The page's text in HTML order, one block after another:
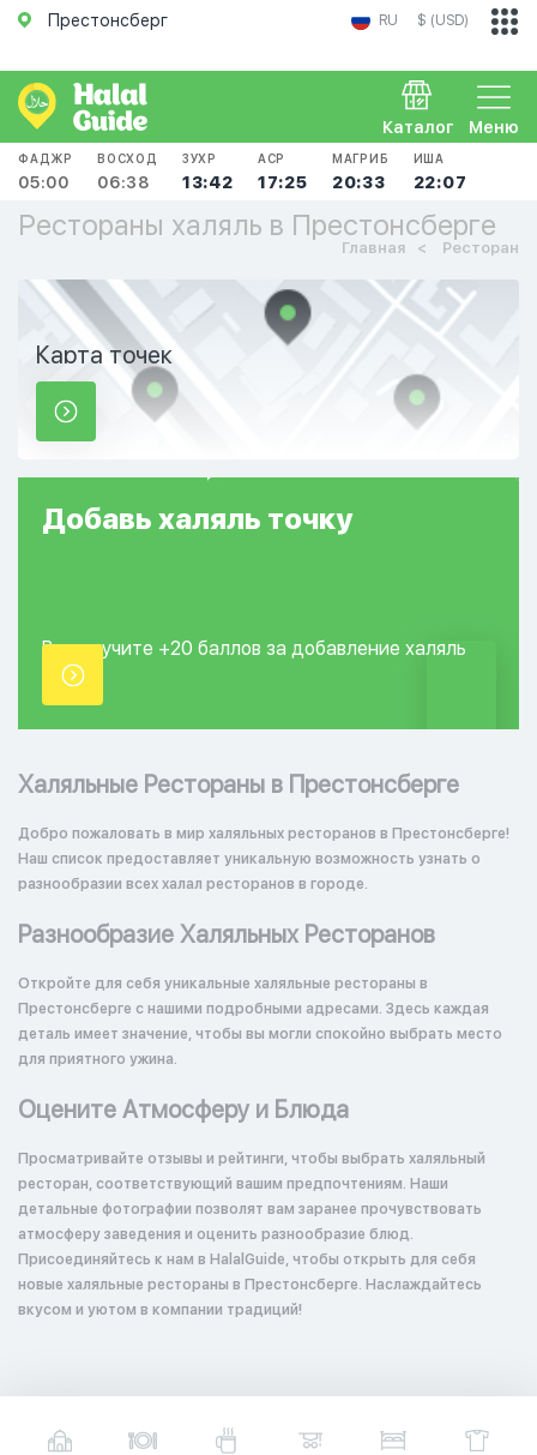
Престонсберг RU $ (USD)
Меню
Каталог
ФАДЖР
05:00
ВОСХОД
06:38
ЗУХР
13:42
АСР
17:25
МАГРИБ
20:33
ИША
22:07
Рестораны халяль в Престонсберге
Главная Ресторан
Карта точек
Добавь халяль точку
Вы получите +20 баллов за добавление халяль
точки.
Халяльные Рестораны в Престонсберге
Добро пожаловать в мир халяльных ресторанов в Престонсберге!
Наш список предоставляет уникальную возможность узнать о
разнообразии всех халал ресторанов в городе.
Разнообразие Халяльных Ресторанов
Откройте для себя уникальные халяльные рестораны в
Престонсберге с нашими подробными адресами. Здесь каждая
деталь имеет значение, чтобы вы могли спокойно выбрать место
для приятного ужина.
Оцените Атмосферу и Блюда
Просматривайте отзывы и рейтинги, чтобы выбрать халяльный
ресторан, соответствующий вашим предпочтениям. Наши
детальные фотографии позволят вам заранее прочувствовать
атмосферу заведения и оценить разнообразие блюд.
Присоединяйтесь к нам в HalalGuide, чтобы открыть для себя
новые халяльные рестораны в Престонсберге. Наслаждайтесь
вкусом и уютом в компании традиций!